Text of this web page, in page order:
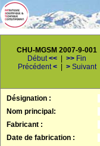
CHU-MGSM 2007-9-001
Début<< >> Fin
Précédent< > Suivant
Désignation :
Nom principal:
Fabricant :
Date de fabrication :